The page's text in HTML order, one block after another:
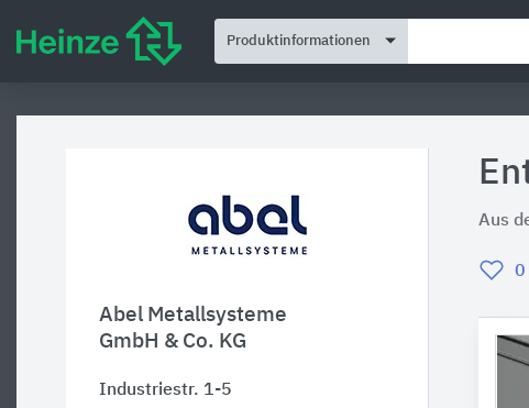
Produktinformationen
Abel Metallsysteme
GmbH & Co. KG
Industriestr. 1-5
Aus
0